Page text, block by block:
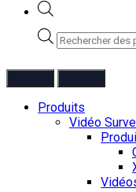
Recherche
de
Produits
Vidéo